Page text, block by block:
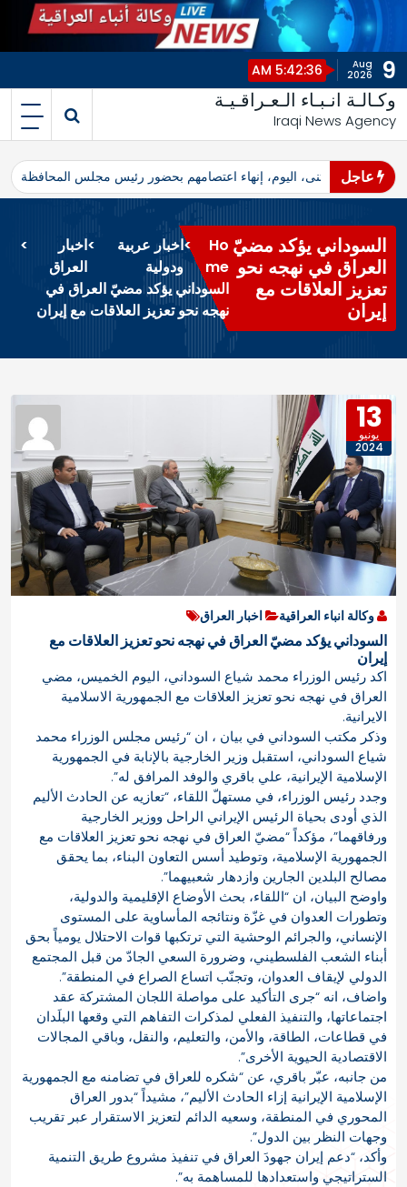
i
t
9
Aug
2026
5:42:36 AM
وكـالـة انـبـاء الـعـراقـيـة
Iraqi News Agency
عاجل
محافظ المثنى، اليوم، إنهاء اعتصامهم بحضور رئيس مجلس المحافظة
السوداني يؤكد مضيّ
العراق في نهجه نحو
تعزيز العلاقات مع
إيران
Ho
me
>اخبار عربية
ودولية
>اخبار
العراق
>
السوداني يؤكد مضيّ العراق في
نهجه نحو تعزيز العلاقات مع إيران
13
يونيو
2024
وكالة انباء العراقية اخبار العراق
السوداني يؤكد مضيّ العراق في نهجه نحو تعزيز العلاقات مع
إيران
اكد رئيس الوزراء محمد شياع السوداني، اليوم الخميس، مضي
العراق في نهجه نحو تعزيز العلاقات مع الجمهورية الاسلامية
الايرانية.
وذكر مكتب السوداني في بيان ، ان “رئيس مجلس الوزراء محمد
شياع السوداني، استقبل وزير الخارجية بالإنابة في الجمهورية
الإسلامية الإيرانية، علي باقري والوفد المرافق له”.
وجدد رئيس الوزراء، في مستهلّ اللقاء، “تعازيه عن الحادث الأليم
الذي أودى بحياة الرئيس الإيراني الراحل ووزير الخارجية
ورفاقهما”، مؤكداً “مضيّ العراق في نهجه نحو تعزيز العلاقات مع
الجمهورية الإسلامية، وتوطيد أسس التعاون البناء، بما يحقق
مصالح البلدين الجارين وازدهار شعبيهما”.
واوضح البيان، ان “اللقاء، بحث الأوضاع الإقليمية والدولية،
وتطورات العدوان في غزّة ونتائجه المأساوية على المستوى
الإنساني، والجرائم الوحشية التي ترتكبها قوات الاحتلال يومياً بحق
أبناء الشعب الفلسطيني، وضرورة السعي الجادّ من قبل المجتمع
الدولي لإيقاف العدوان، وتجنّب اتساع الصراع في المنطقة”.
واضاف، انه “جرى التأكيد على مواصلة اللجان المشتركة عقد
اجتماعاتها، والتنفيذ الفعلي لمذكرات التفاهم التي وقعها البلَدان
في قطاعات، الطاقة، والأمن، والتعليم، والنقل، وباقي المجالات
الاقتصادية الحيوية الأخرى”.
من جانبه، عبّر باقري، عن “شكره للعراق في تضامنه مع الجمهورية
الإسلامية الإيرانية إزاء الحادث الأليم”، مشيداً “بدور العراق
المحوري في المنطقة، وسعيه الدائم لتعزيز الاستقرار عبر تقريب
وجهات النظر بين الدول”.
وأكد، “دعم إيران جهودَ العراق في تنفيذ مشروع طريق التنمية
الستراتيجي واستعدادها للمساهمة به”.